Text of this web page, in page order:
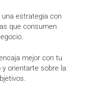
estrategia con
que consumen
mejor con tu
orientarte sobre la